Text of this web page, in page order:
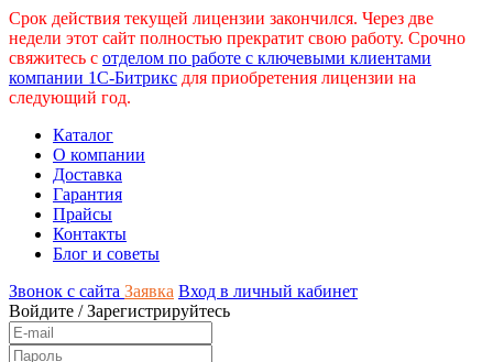
Срок действия текущей лицензии закончился. Через две
недели этот сайт полностью прекратит свою работу. Срочно
свяжитесь с отделом по работе с ключевыми клиентами
компании 1С-Битрикс для приобретения лицензии на
следующий год.
Каталог
О компании
Доставка
Гарантия
Прайсы
Контакты
Блог и советы
Звонок с сайта Заявка Вход в личный кабинет
Войдите /Зарегистрируйтесь